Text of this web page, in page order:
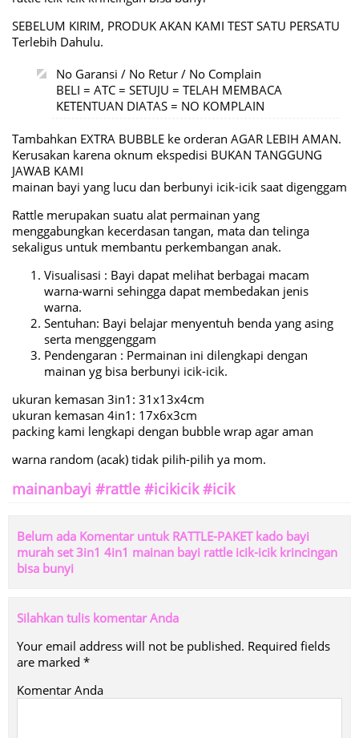
SEBELUM KIRIM, PRODUK AKAN KAMI TEST SATU PERSATU
Terlebih Dahulu.
No Garansi / No Retur / No Complain
BELI = ATC = SETUJU = TELAH MEMBACA
KETENTUAN DIATAS = NO KOMPLAIN
Tambahkan EXTRA BUBBLE ke orderan AGAR LEBIH AMAN.
Kerusakan karena oknum ekspedisi BUKAN TANGGUNG
JAWAB KAMI
mainan bayi yang lucu dan berbunyi icik-icik saat digenggam
Rattle merupakan suatu alat permainan yang
menggabungkan kecerdasan tangan, mata dan telinga
sekaligus untuk membantu perkembangan anak.
Visualisasi : Bayi dapat melihat berbagai macam
warna-warni sehingga dapat membedakan jenis
warna.
Sentuhan: Bayi belajar menyentuh benda yang asing
serta menggenggam
Pendengaran : Permainan ini dilengkapi dengan
mainan yg bisa berbunyi icik-icik.
ukuran kemasan 3in1: 31x13x4cm
ukuran kemasan 4in1: 17x6x3cm
packing kami lengkapi dengan bubble wrap agar aman
warna random (acak) tidak pilih-pilih ya mom.
mainanbayi #rattle #icikicik #icik
Belum ada Komentar untuk RATTLE-PAKET kado bayi
murah set 3in1 4in1 mainan bayi rattle icik-icik krincingan
bisa bunyi
Silahkan tulis komentar Anda
Your email address will not be published. Required fields
are marked *
Komentar Anda